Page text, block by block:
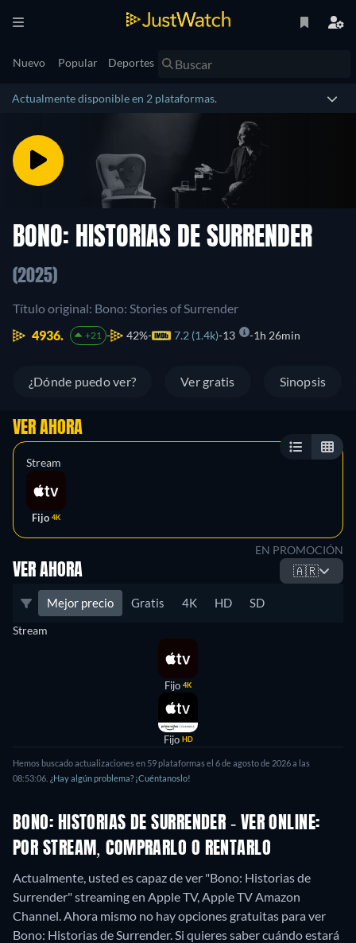
Nuevo Popular Deportes
Actualmente disponible en 2 plataformas.
BONO: HISTORIAS DE SURRENDER
(2025)
Título original: Bono: Stories of Surrender
4936.
+21 42% 7.2 (1.4k) 13 1h 26min
¿Dónde puedo ver? Ver gratis Sinopsis
VER AHORA
Stream
Fijo 4K
EN PROMOCIÓN
VER AHORA 🇦🇷
Mejor precio Gratis 4K HD SD
Stream
Fijo 4K
Fijo HD
Hemos buscado actualizaciones en 59 plataformas el 6 de agosto de 2026 a las
08:53:06. ¿Hay algún problema? ¡Cuéntanoslo!
BONO: HISTORIAS DE SURRENDER - VER ONLINE:
POR STREAM, COMPRARLO O RENTARLO
Actualmente, usted es capaz de ver "Bono: Historias de
Surrender" streaming en Apple TV, Apple TV Amazon
Channel.Ahora mismo no hay opciones gratuitas para ver
Bono: Historias de Surrender. Si quieres saber cuándo estará